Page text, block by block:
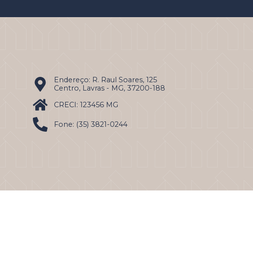
Endereço: R. Raul Soares, 125
Centro, Lavras - MG, 37200-188
CRECI: 123456 MG
Fone: (35) 3821-0244